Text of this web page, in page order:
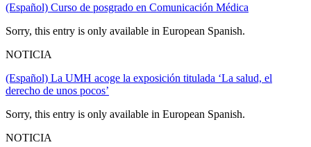
(Español) Curso de posgrado en Comunicación Médica
Sorry, this entry is only available in European Spanish.
NOTICIA
(Español) La UMH acoge la exposición titulada ‘La salud, el
derecho de unos pocos’
Sorry, this entry is only available in European Spanish.
NOTICIA